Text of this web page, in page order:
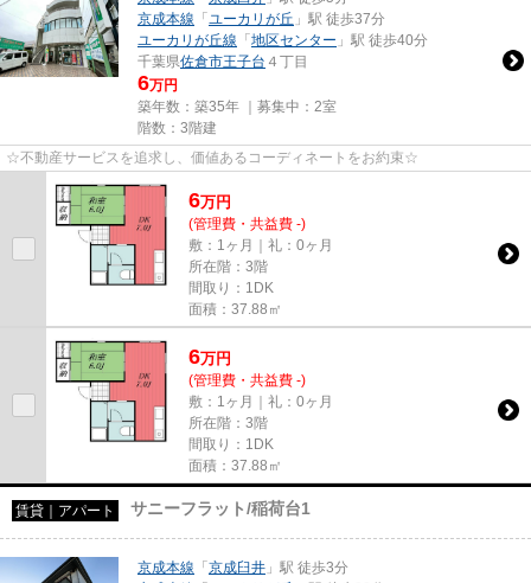
京成本線 「 ユーカリが丘 」駅 徒歩37分
ユーカリが丘線 「 地区センター 」駅 徒歩40分
千葉県佐倉市王子台 ４丁目
6万円
築年数：築35年 ｜募集中： 2室
階数：3階建
☆不動産サービスを追求し、価値あるコーディネートをお約束☆
6万円
(管理費・共益費 -)
敷：1ヶ月｜礼：0ヶ月
所在階：3階
間取り：1DK
面積：37.88㎡
6万円
(管理費・共益費 -)
敷：1ヶ月｜礼：0ヶ月
所在階：3階
間取り：1DK
面積：37.88㎡
賃貸｜アパート サニーフラット/稲荷台1
京成本線 「 京成臼井 」駅 徒歩3分